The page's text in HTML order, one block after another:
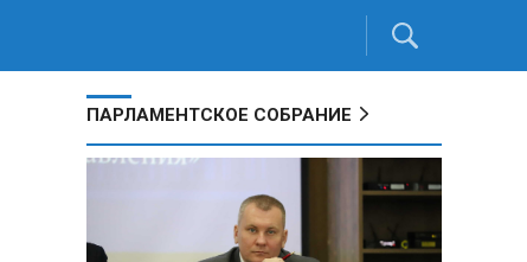
ПАРЛАМЕНТСКОЕ СОБРАНИЕ